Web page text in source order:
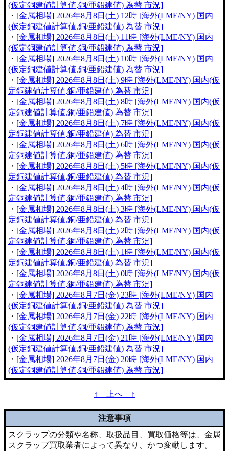
(仮定銅建値計算値,銅/亜鉛建値) 為替 市況]
・ [金属相場] 2026年8月8日(土) 12時 [海外(LME/NY) 国内
(仮定銅建値計算値,銅/亜鉛建値) 為替 市況]
・ [金属相場] 2026年8月8日(土) 11時 [海外(LME/NY) 国内
(仮定銅建値計算値,銅/亜鉛建値) 為替 市況]
・ [金属相場] 2026年8月8日(土) 10時 [海外(LME/NY) 国内
(仮定銅建値計算値,銅/亜鉛建値) 為替 市況]
・ [金属相場] 2026年8月8日(土) 9時 [海外(LME/NY) 国内(仮
定銅建値計算値,銅/亜鉛建値) 為替 市況]
・ [金属相場] 2026年8月8日(土) 8時 [海外(LME/NY) 国内(仮
定銅建値計算値,銅/亜鉛建値) 為替 市況]
・ [金属相場] 2026年8月8日(土) 7時 [海外(LME/NY) 国内(仮
定銅建値計算値,銅/亜鉛建値) 為替 市況]
・ [金属相場] 2026年8月8日(土) 6時 [海外(LME/NY) 国内(仮
定銅建値計算値,銅/亜鉛建値) 為替 市況]
・ [金属相場] 2026年8月8日(土) 5時 [海外(LME/NY) 国内(仮
定銅建値計算値,銅/亜鉛建値) 為替 市況]
・ [金属相場] 2026年8月8日(土) 4時 [海外(LME/NY) 国内(仮
定銅建値計算値,銅/亜鉛建値) 為替 市況]
・ [金属相場] 2026年8月8日(土) 3時 [海外(LME/NY) 国内(仮
定銅建値計算値,銅/亜鉛建値) 為替 市況]
・ [金属相場] 2026年8月8日(土) 2時 [海外(LME/NY) 国内(仮
定銅建値計算値,銅/亜鉛建値) 為替 市況]
・ [金属相場] 2026年8月8日(土) 1時 [海外(LME/NY) 国内(仮
定銅建値計算値,銅/亜鉛建値) 為替 市況]
・ [金属相場] 2026年8月8日(土) 0時 [海外(LME/NY) 国内(仮
定銅建値計算値,銅/亜鉛建値) 為替 市況]
・ [金属相場] 2026年8月7日(金) 23時 [海外(LME/NY) 国内
(仮定銅建値計算値,銅/亜鉛建値) 為替 市況]
・ [金属相場] 2026年8月7日(金) 22時 [海外(LME/NY) 国内
(仮定銅建値計算値,銅/亜鉛建値) 為替 市況]
・ [金属相場] 2026年8月7日(金) 21時 [海外(LME/NY) 国内
(仮定銅建値計算値,銅/亜鉛建値) 為替 市況]
・ [金属相場] 2026年8月7日(金) 20時 [海外(LME/NY) 国内
(仮定銅建値計算値,銅/亜鉛建値) 為替 市況]
↑ 上へ ↑
注意事項
スクラップの分類や名称、取扱品目、買取価格等は、金属
スクラップ買取業者によって異なり、かつ変動します。